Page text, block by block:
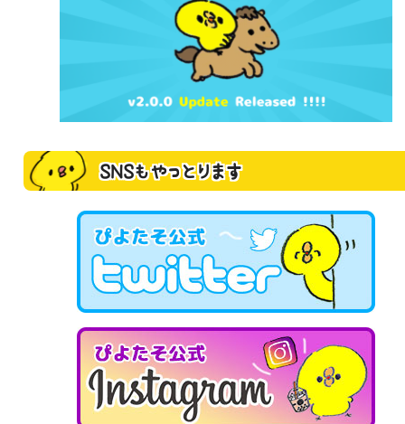
SNSもやっとります